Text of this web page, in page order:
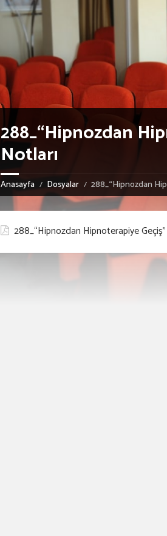
288_“Hipnozdan
Notları
Anasayfa Dosyalar 288_“Hipnozdan
288_“Hipnozdan Hipnoterapiye